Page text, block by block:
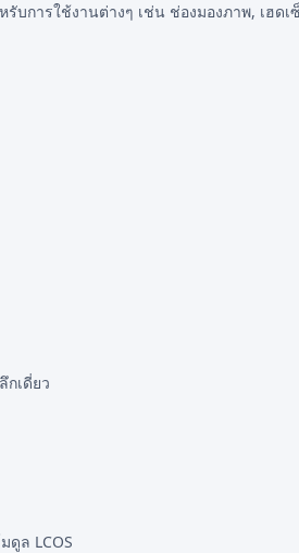
บการใช้งานต่างๆ เช่น ช่องมองภาพ, เฮดเ
เดี่ยว
ดูล LCOS